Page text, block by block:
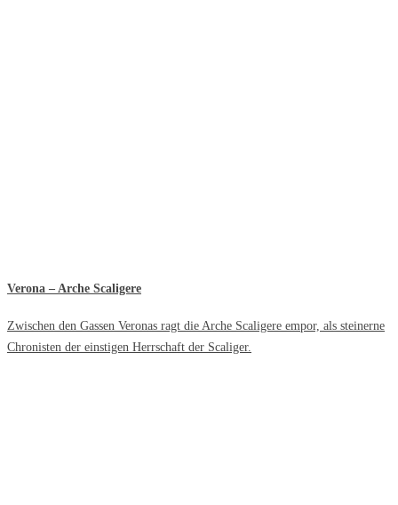
Verona – Arche Scaligere
Zwischen den Gassen Veronas ragt die Arche Scaligere empor, als steinerne
Chronisten der einstigen Herrschaft der Scaliger.